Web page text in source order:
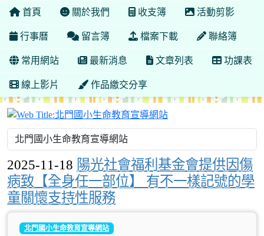
首頁 關於我們 收支簿 活動剪影
行事曆 留言簿 檔案下載 聯絡簿
常用網站 最新消息 文章列表 功課表
線上影片 作品繳交分享
北門國小生命教育宣導
2025-11-18 陽光社會福利基金會提供因傷
病致【全身任一部位】 有不一樣記號的學
童關懷支持性服務
北門國小生命教育宣導網站